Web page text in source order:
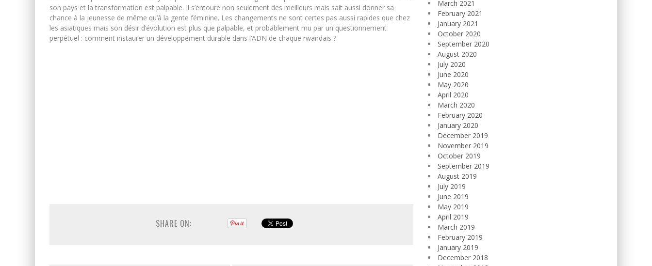
son pays et la transformation est palpable. Il s’entoure non seulement des meilleurs mais sait aussi donner sa
chance à la jeunesse de même qu’à la gente féminine. Les changements ne sont certes pas aussi rapides que chez
les asiatiques mais son désir d’évolution est plus que palpable, et probablement mu par un questionnement
perpétuel : comment instaurer un développement durable dans l’ADN de chaque rwandais ?
SHARE ON:
March 2021
February 2021
January 2021
October 2020
September 2020
August 2020
July 2020
June 2020
May 2020
April 2020
March 2020
February 2020
January 2020
December 2019
November 2019
October 2019
September 2019
August 2019
July 2019
June 2019
May 2019
April 2019
March 2019
February 2019
January 2019
December 2018